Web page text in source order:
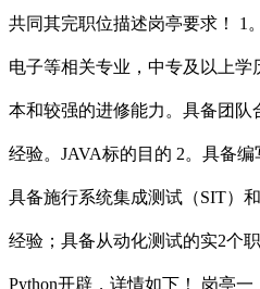
共同其完职位描述岗亭要求！ 1
电子等相关专业，中专及以上学
本和较强的进修能力。具备团队
经验。JAVA标的目的 2。具备编
具备施行系统集成测试（SIT）
经验；具备从动化测试的实2个
Python开辟，详情如下！ 岗亭